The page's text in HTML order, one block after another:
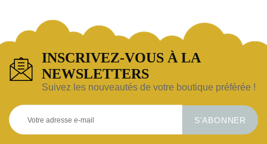
INSCRIVEZ-VOUS À LA
NEWSLETTERS
Suivez les nouveautés de votre boutique préférée !
S’ABONNER